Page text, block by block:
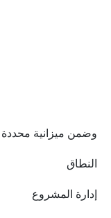
وضمن ميزانية
النطاق
إدارة المشروع